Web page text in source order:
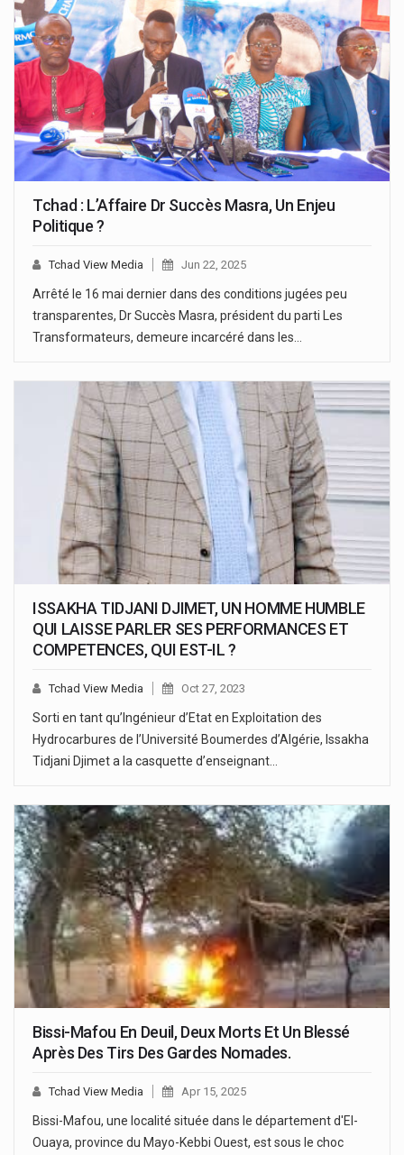
Tchad : L’Affaire Dr Succès Masra, Un Enjeu
Politique ?
Tchad View Media Jun 22, 2025
Arrêté le 16 mai dernier dans des conditions jugées peu
transparentes, Dr Succès Masra, président du parti Les
Transformateurs, demeure incarcéré dans les…
ISSAKHA TIDJANI DJIMET, UN HOMME HUMBLE
QUI LAISSE PARLER SES PERFORMANCES ET
COMPETENCES, QUI EST-IL ?
Tchad View Media Oct 27, 2023
Sorti en tant qu’Ingénieur d’Etat en Exploitation des
Hydrocarbures de l’Université Boumerdes d’Algérie, Issakha
Tidjani Djimet a la casquette d’enseignant…
Bissi-Mafou En Deuil, Deux Morts Et Un Blessé
Après Des Tirs Des Gardes Nomades.
Tchad View Media Apr 15, 2025
Bissi-Mafou, une localité située dans le département d'El-
Ouaya, province du Mayo-Kebbi Ouest, est sous le choc